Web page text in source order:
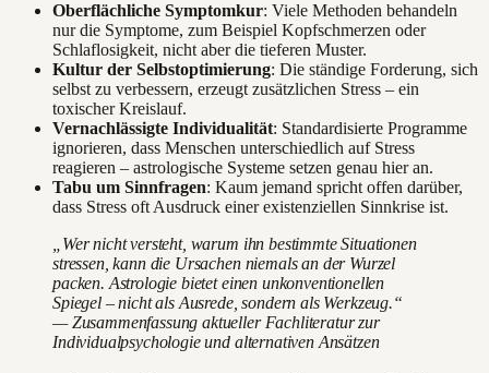
Oberflächliche Symptomkur: Viele Methoden behandeln
nur die Symptome, zum Beispiel Kopfschmerzen oder
Schlaflosigkeit, nicht aber die tieferen Muster.
Kultur der Selbstoptimierung: Die ständige Forderung, sich
selbst zu verbessern, erzeugt zusätzlichen Stress – ein
toxischer Kreislauf.
Vernachlässigte Individualität: Standardisierte Programme
ignorieren, dass Menschen unterschiedlich auf Stress
reagieren – astrologische Systeme setzen genau hier an.
Tabu um Sinnfragen: Kaum jemand spricht offen darüber,
dass Stress oft Ausdruck einer existenziellen Sinnkrise ist.
„Wer nicht versteht, warum ihn bestimmte Situationen
stressen, kann die Ursachen niemals an der Wurzel
packen. Astrologie bietet einen unkonventionellen
Spiegel – nicht als Ausrede, sondern als Werkzeug.“
— Zusammenfassung aktueller Fachliteratur zur
Individualpsychologie und alternativen Ansätzen